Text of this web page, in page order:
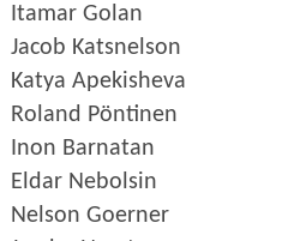
Itamar Golan
Jacob Katsnelson
Katya Apekisheva
Roland Pöntinen
Inon Barnatan
Eldar Nebolsin
Nelson Goerner